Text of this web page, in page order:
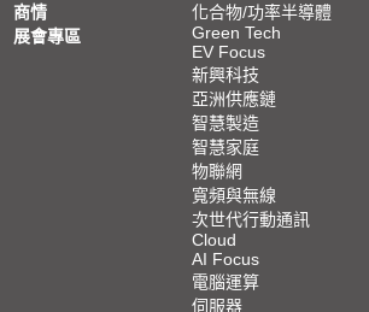
商情
展會專區
化合物/功率半導體
Green Tech
EV Focus
新興科技
亞洲供應鏈
智慧製造
智慧家庭
物聯網
寬頻與無線
次世代行動通訊
Cloud
AI Focus
電腦運算
伺服器